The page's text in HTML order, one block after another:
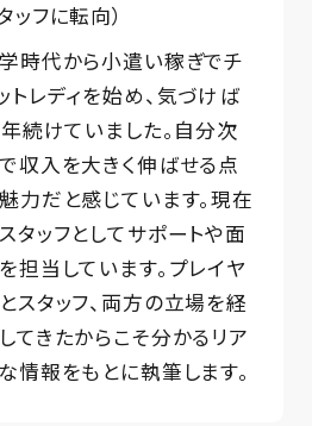
ッフに転向）
時代から小遣い稼ぎでチ
トレディを始め、気づけば
続けていました。自分次
収入を大きく伸ばせる点
力だと感じています。現在
タッフとしてサポートや面
担当しています。プレイヤ
スタッフ、両方の立場を経
てきたからこそ分かるリア
情報をもとに執筆します。